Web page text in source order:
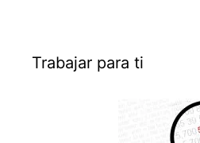
Trabajar para ti